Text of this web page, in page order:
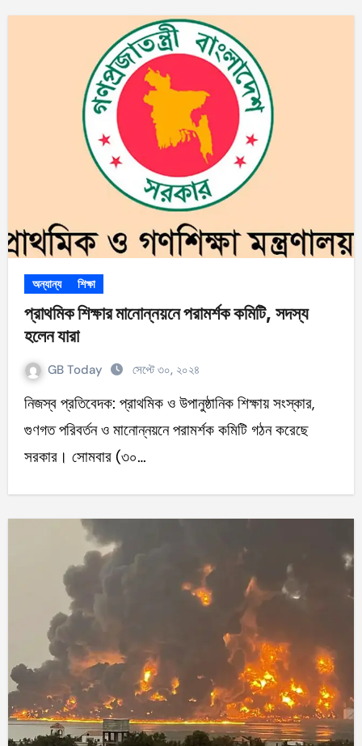
অন্যান্য শিক্ষা
প্রাথমিক শিক্ষার মানোন্নয়নে পরামর্শক কমিটি, সদস্য
হলেন যারা
GB Today সেপ্টে ৩০, ২০২৪
নিজস্ব প্রতিবেদক: প্রাথমিক ও উপানুষ্ঠানিক শিক্ষায় সংস্কার,
গুণগত পরিবর্তন ও মানোন্নয়নে পরামর্শক কমিটি গঠন করেছে
সরকার। সোমবার (৩০…